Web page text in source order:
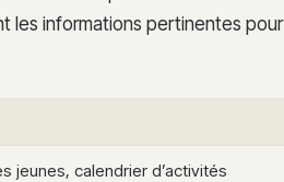
les informations pertinentes pour
jeunes, calendrier d’activités